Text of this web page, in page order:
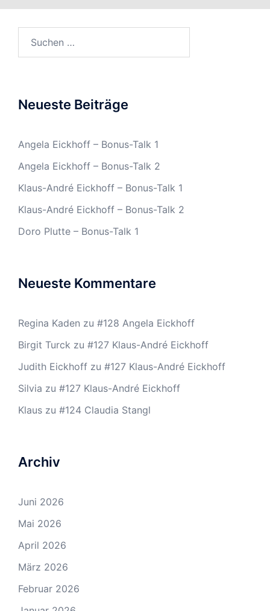
nach:
Neueste Beiträge
Angela Eickhoff – Bonus-Talk 1
Angela Eickhoff – Bonus-Talk 2
Klaus-André Eickhoff – Bonus-Talk 1
Klaus-André Eickhoff – Bonus-Talk 2
Doro Plutte – Bonus-Talk 1
Neueste Kommentare
Regina Kaden zu #128 Angela Eickhoff
Birgit Turck zu #127 Klaus-André Eickhoff
Judith Eickhoff zu #127 Klaus-André Eickhoff
Silvia zu #127 Klaus-André Eickhoff
Klaus zu #124 Claudia Stangl
Archiv
Juni 2026
Mai 2026
April 2026
März 2026
Februar 2026